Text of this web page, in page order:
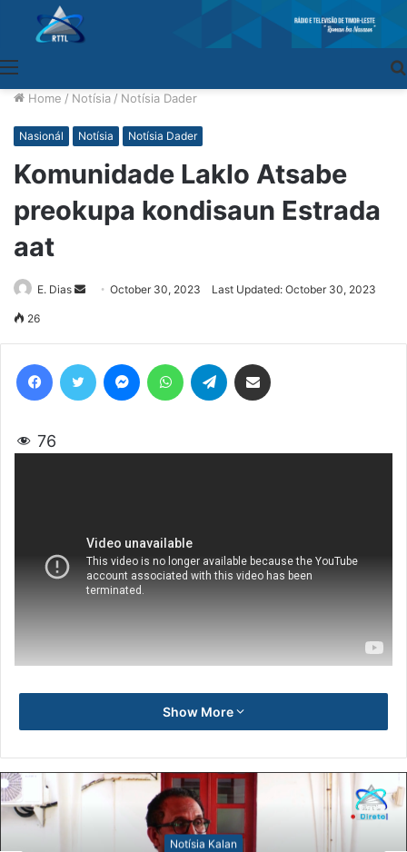
Home / Notísia / Notísia Dader
Nasionál Notísia Notísia Dader
Komunidade Laklo Atsabe
preokupa kondisaun Estrada
aat
E. Dias
SendOctober 30, 2023 Last Updated: October 30, 2023
26
76
Show More
Notísia Kalan